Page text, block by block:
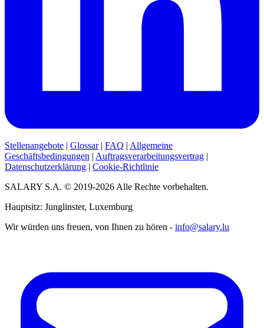
Stellenangebote | Glossar| FAQ | Allgemeine
Geschäftsbedingungen | Auftragsverarbeitungsvertrag |
Datenschutzerklärung | Cookie-Richtlinie
SALARY S.A. © 2019-2026 Alle Rechte vorbehalten.
Hauptsitz: Junglinster, Luxemburg
Wir würden uns freuen, von Ihnen zu hören - info@salary.lu